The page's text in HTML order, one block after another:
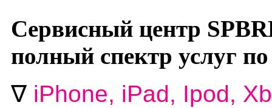
Сервисный центр
полный спектр услуг
∇ iPhone, iPad, Ipod,